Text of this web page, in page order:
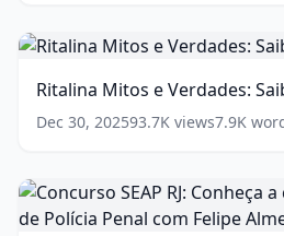
Costa,
1°
para
Perito
6 (17
words)
Mitos
e
Saiba
mais
(6
Ritalina Mitos e Verdades:
Dec 30, 202593.7K views7.9K
Concurso
SEAP
RJ: